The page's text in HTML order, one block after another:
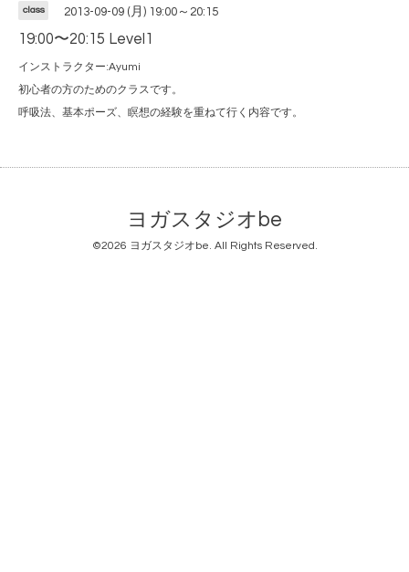
class 2013-09-09 (月) 19:00～20:15
19:00〜20:15 Level1
インストラクター:Ayumi
初心者の方のためのクラスです。
呼吸法、基本ポーズ、瞑想の経験を重ねて行く内容です。
ヨガスタジオbe
©2026 ヨガスタジオbe. All Rights Reserved.